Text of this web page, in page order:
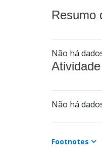
Resumo
Não há
Não há
Footnotes